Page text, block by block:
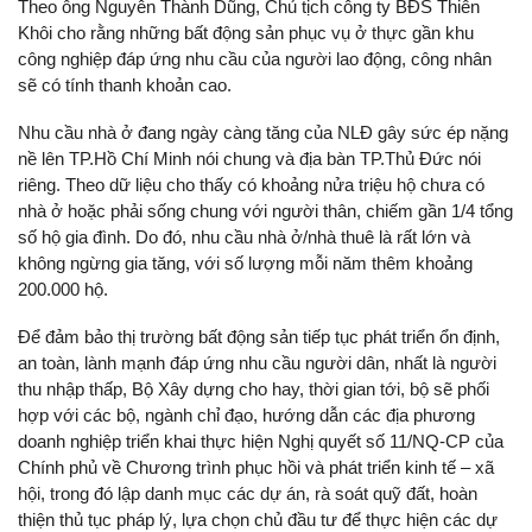
Theo ông Nguyễn Thành Dũng, Chủ tịch công ty BĐS Thiên
Khôi cho rằng những bất động sản phục vụ ở thực gần khu
công nghiệp đáp ứng nhu cầu của người lao động, công nhân
sẽ có tính thanh khoản cao.
Nhu cầu nhà ở đang ngày càng tăng của NLĐ gây sức ép nặng
nề lên TP.Hồ Chí Minh nói chung và địa bàn TP.Thủ Đức nói
riêng. Theo dữ liệu cho thấy có khoảng nửa triệu hộ chưa có
nhà ở hoặc phải sống chung với người thân, chiếm gần 1/4 tổng
số hộ gia đình. Do đó, nhu cầu nhà ở/nhà thuê là rất lớn và
không ngừng gia tăng, với số lượng mỗi năm thêm khoảng
200.000 hộ.
Để đảm bảo thị trường bất động sản tiếp tục phát triển ổn định,
an toàn, lành mạnh đáp ứng nhu cầu người dân, nhất là người
thu nhập thấp, Bộ Xây dựng cho hay, thời gian tới, bộ sẽ phối
hợp với các bộ, ngành chỉ đạo, hướng dẫn các địa phương
doanh nghiệp triển khai thực hiện Nghị quyết số 11/NQ-CP của
Chính phủ về Chương trình phục hồi và phát triển kinh tế – xã
hội, trong đó lập danh mục các dự án, rà soát quỹ đất, hoàn
thiện thủ tục pháp lý, lựa chọn chủ đầu tư để thực hiện các dự